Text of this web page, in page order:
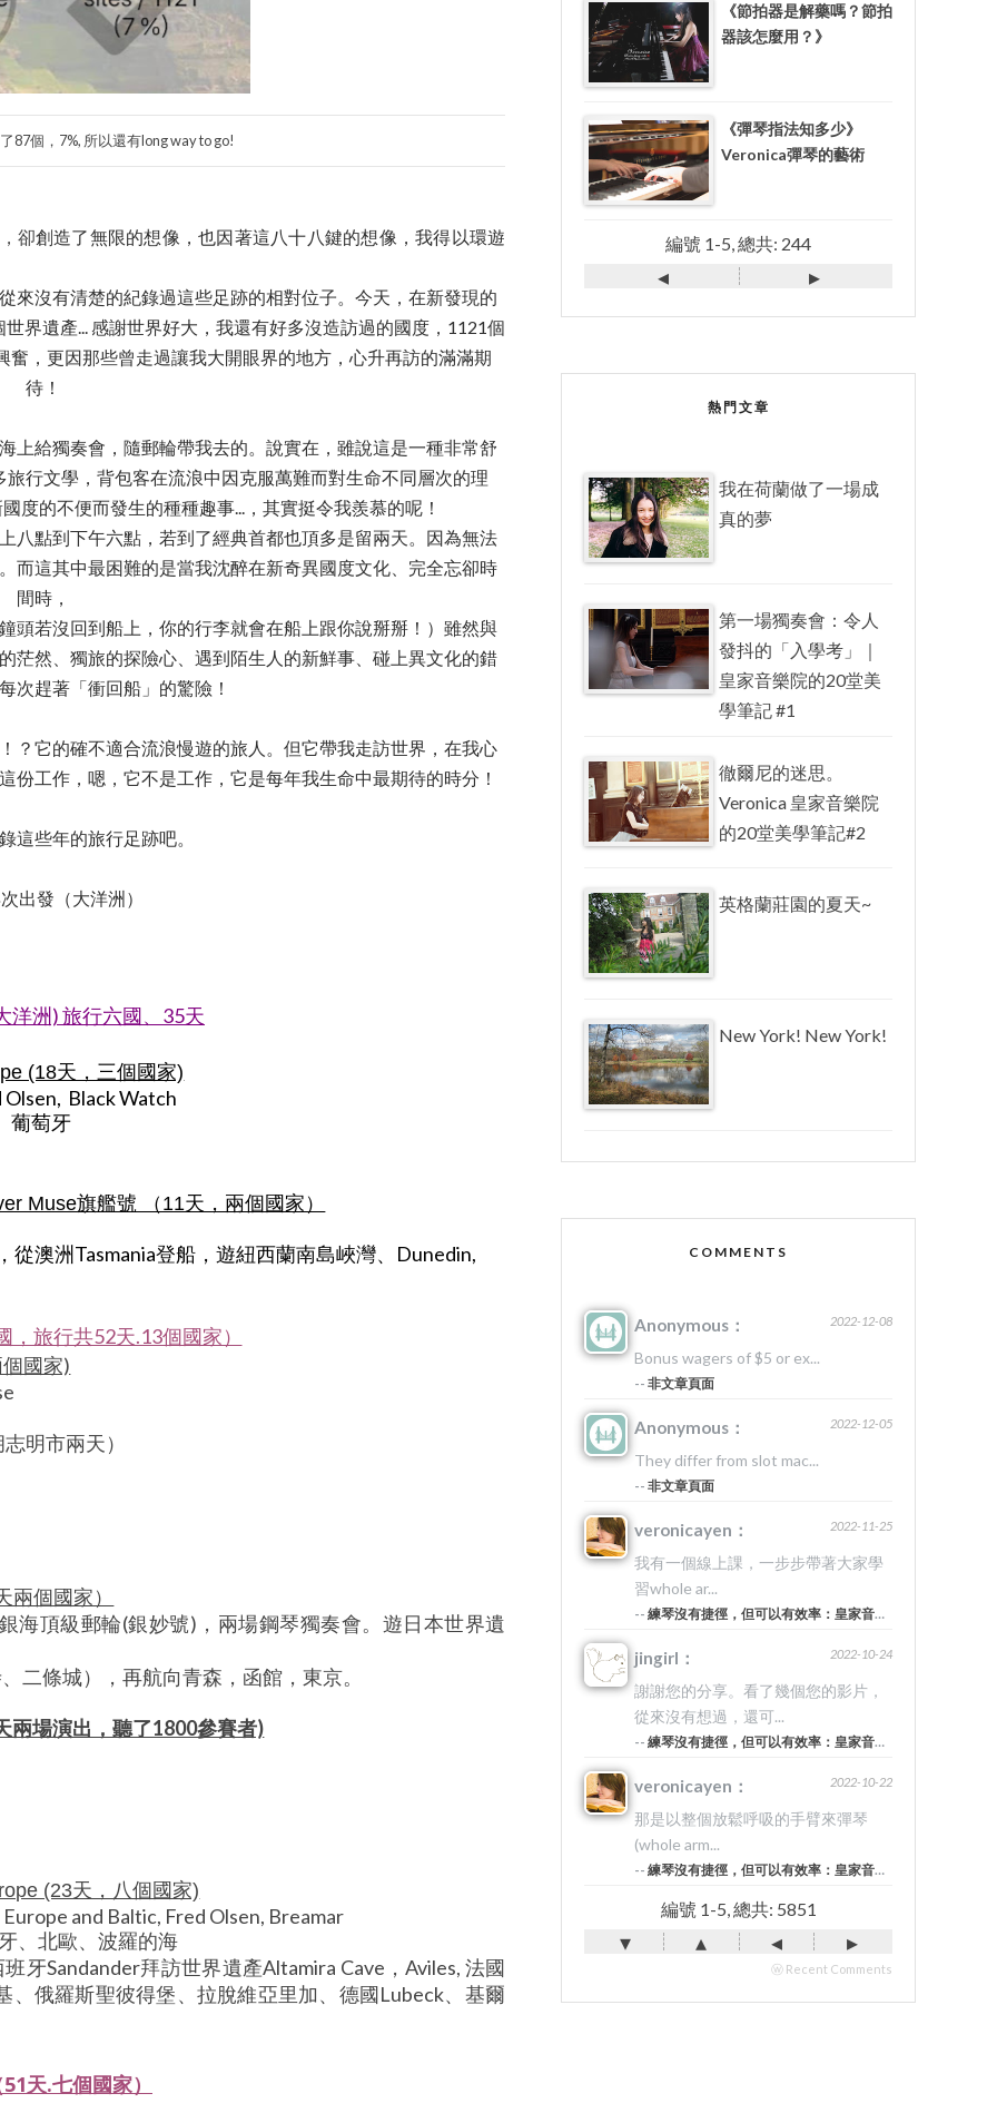
87個，7%, 所以還有long way to go!
卻創造了無限的想像，也因著這八十八鍵的想像，我得以環遊
來沒有清楚的紀錄過這些足跡的相對位子。今天，在新發現的
界遺產... 感謝世界好大，我還有好多沒造訪過的國度，1121個
，更因那些曾走過讓我大開眼界的地方，心升再訪的滿滿期
待！
上給獨奏會，隨郵輪帶我去的。說實在，雖說這是一種非常舒
行文學，背包客在流浪中因克服萬難而對生命不同層次的理
度的不便而發生的種種趣事...，其實挺令我羨慕的呢！
八點到下午六點， 若到了經典首都也頂多是留兩天。 因為無法
而這其中最困難的是當我沈醉在新奇異國度文化、完全忘卻時
間時，
頭若沒回到船上，你的行李就會在船上跟你說掰掰！）雖然與
茫然、獨旅的探險心、遇到陌生人的新鮮事、碰上異文化的錯
次趕著「衝回船」的驚險！
？它的確不適合流浪慢遊的旅人。但它帶我走訪世界，在我心
工作，嗯，它不是工作，它是每年我生命中最期待的時分！
這些年的旅行足跡吧。
出發（大洋洲）
洋洲) 旅行六國、35天
(18天，三個國家)
Olsen, Black Watch
葡萄牙
Muse旗艦號 （11天，兩個國家）
澳洲Tasmania登船，遊紐西蘭南島峽灣、Dunedin,
，旅行共52天.13個國家）
國家)
明市兩天）
個國家）
海頂級郵輪(銀妙號)，兩場鋼琴獨奏會。遊日本世界遺
二條城），再航向青森，函館，東京。
兩場演出，聽了1800參賽者)
(23天，八個國家)
and Baltic, Fred Olsen, Breamar
、北歐、波羅的海
牙Sandander拜訪世界遺產Altamira Cave，Aviles, 法國
俄羅斯聖彼得堡、拉脫維亞里加、德國Lubeck、基爾
天.七個國家）
《節拍器是解藥嗎？節拍
器該怎麼用？》
《彈琴指法知多少》
Veronica彈琴的藝術
編號 1-5, 總共: 244
◂ ▸
熱門文章
我在荷蘭做了一場成
真的夢
第一場獨奏會：令人
發抖的「入學考」｜
皇家音樂院的20堂美
學筆記 #1
徹爾尼的迷思。
Veronica 皇家音樂院
的20堂美學筆記#2
英格蘭莊園的夏天~
New York! New York!
COMMENTS
2022-12-08
Anonymous：
Bonus wagers of $5 or ex...
-- 非文章頁面
2022-12-05
Anonymous：
They differ from slot mac...
-- 非文章頁面
2022-11-25
veronicayen：
我有一個線上課，一步步帶著大家學
習whole ar...
-- 練琴沒有捷徑，但可以有效率：皇家音樂院的20堂美學筆記 #5
2022-10-24
jingirl：
謝謝您的分享。看了幾個您的影片，
從來沒有想過，還可...
-- 練琴沒有捷徑，但可以有效率：皇家音樂院的20堂美學筆記 #5
2022-10-22
veronicayen：
那是以整個放鬆呼吸的手臂來彈琴
(whole arm...
-- 練琴沒有捷徑，但可以有效率：皇家音樂院的20堂美學筆記 #5
編號 1-5, 總共: 5851
▾ ▴ ◂ ▸
ⓦ Recent Comments